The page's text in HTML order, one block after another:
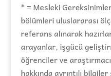
* = Mesleki
bölümleri uluslararası
referans alınarak
arayanlar, işgücü
öğrenciler ve
hakkında ayrıntılı